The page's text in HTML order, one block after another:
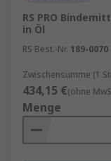
RS PRO
in Öl
RS Best.-Nr. 189-0070
Zwischensumme (1
434,15 €(ohne
Menge